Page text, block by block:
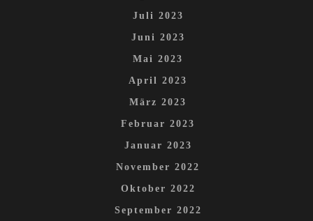
Juli 2023
Juni 2023
Mai 2023
April 2023
März 2023
Februar 2023
Januar 2023
November 2022
Oktober 2022
September 2022